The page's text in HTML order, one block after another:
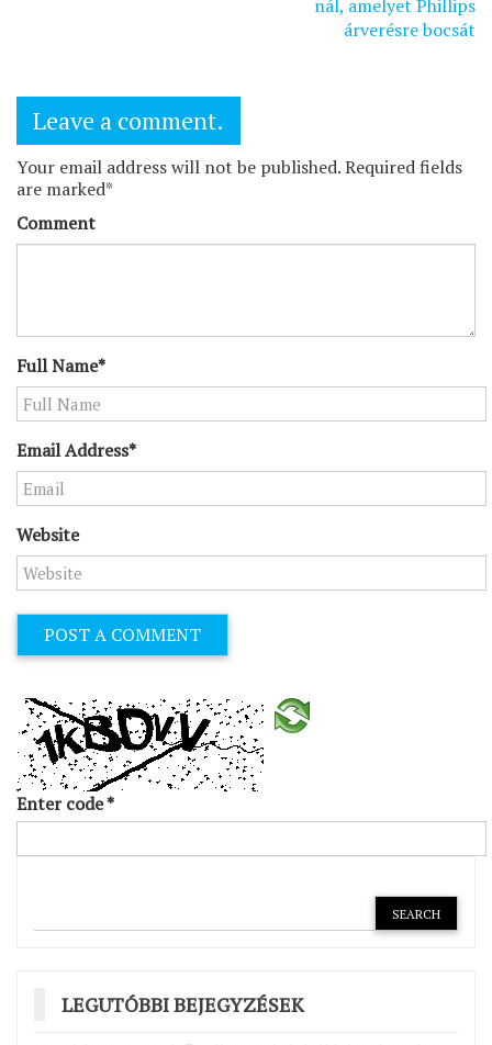
nál, amelyet Phillips
árverésre bocsát
Leave a comment.
Your email address will not be published. Required fields
are marked*
Comment
Full Name*
Email Address*
Website
Enter code*
LEGUTÓBBI BEJEGYZÉSEK